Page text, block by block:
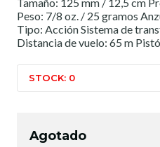
Peso: 7/8 oz. / 25 gramos
Tipo: Acción Sistema de
Distancia de vuelo: 65 m
STOCK: 0
Agotado